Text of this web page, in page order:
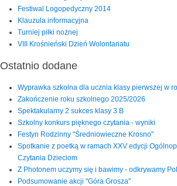
Festiwal Logopedyczny 2014
Klauzula informacyjna
Turniej piłki nożnej
VIII Krośnieński Dzień Wolontariatu
Ostatnio dodane
Wyprawka szkolna dla ucznia klasy pierwszej w
Zakończenie roku szkolnego 2025/2026
Spektakularny 2 sukces klasy 3 B
Szkolny konkurs pięknego czytania - wyniki
Festyn Rodzinny "Średniowieczne Krosno"
Spotkanie z poetką w ramach XXV edycji
Czytania Dzieciom
Z Photonem uczymy się i bawimy - odkrywamy
Podsumowanie akcji "Góra Grosza"